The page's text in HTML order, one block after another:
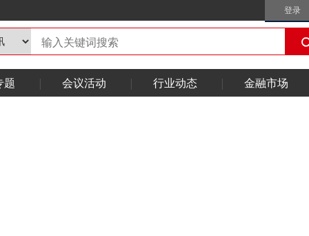
登录
题 会议活动 行业动态 金融市场